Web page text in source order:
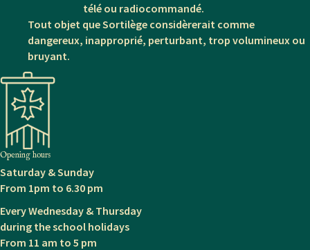
télé ou radiocommandé.
Tout objet que Sortilège considèrerait comme
dangereux, inapproprié, perturbant, trop volumineux ou
bruyant.
Opening hours
Saturday & Sunday
From 1pm to 6.30 pm
Every Wednesday & Thursday
during the school holidays
From 11 am to 5 pm